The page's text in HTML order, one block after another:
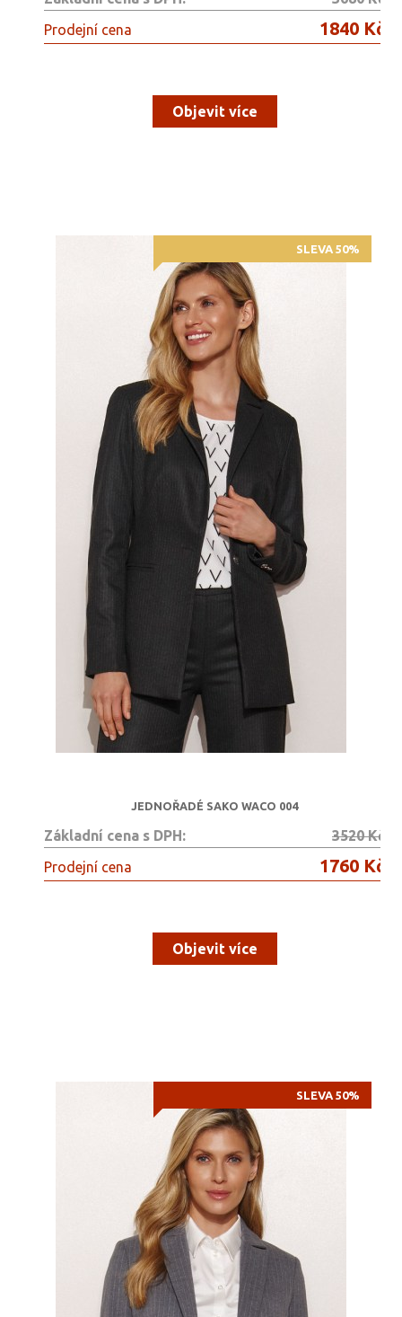
Prodejní cena
1840 Kč
Objevit více
SLEVA 50%
JEDNOŘADÉ SAKO WACO 004
Základní cena s DPH:
3520 Kč
Prodejní cena
1760 Kč
Objevit více
SLEVA 50%